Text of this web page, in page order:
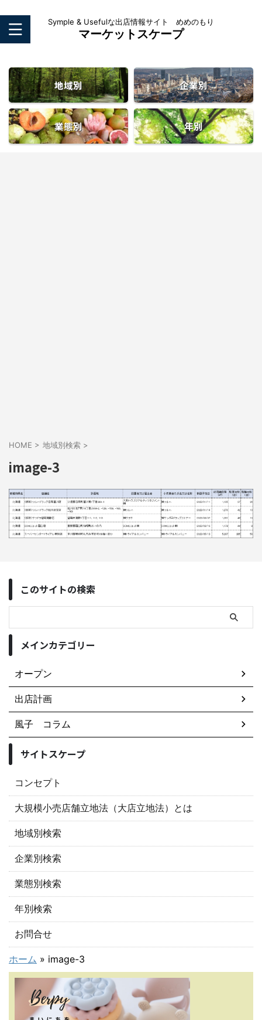
Symple & Usefulな出店情報サイト めめのもり
マーケットスケープ
地域別 企業別
業態別 年別
HOME > 地域別検索 >
image-3
このサイトの検索
メインカテゴリー
オープン
出店計画
風子 コラム
サイトスケープ
コンセプト
大規模小売店舗立地法（大店立地法）とは
地域別検索
企業別検索
業態別検索
年別検索
お問合せ
ホーム » image-3